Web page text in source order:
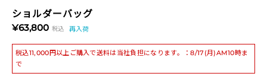
ショルダーバッグ
¥63,800 税込 再入荷
税込11,000円以上ご購入で送料は当社負担になります。：8/17(月)AM10時ま
で